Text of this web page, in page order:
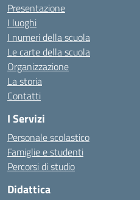
Presentazione
I luoghi
I numeri della scuola
Le carte della scuola
Organizzazione
La storia
Contatti
I Servizi
Personale scolastico
Famiglie e studenti
Percorsi di studio
Didattica